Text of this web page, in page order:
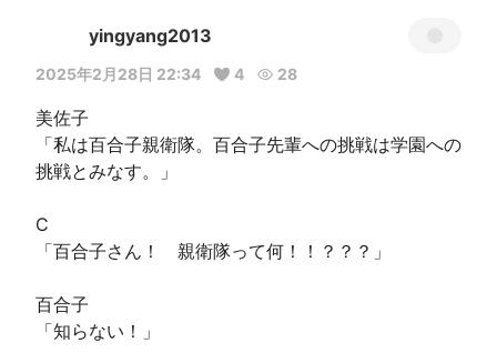
yingyang2013
2025年2月28日 22:34 4 28
美佐子
「私は百合子親衛隊。百合子先輩への挑戦は学園への
挑戦とみなす。」
C
「百合子さん！　親衛隊って何！！？？？」
百合子
「知らない！」